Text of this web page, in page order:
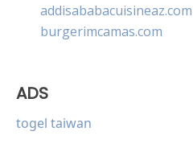
addisababacuisineaz.com
burgerimcamas.com
ADS
togel taiwan